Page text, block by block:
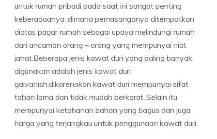
untuk rumah pribadi pada saat ini sangat penting
keberadaanya ,dimana pemasanganya ditempatkan
diatas pagar rumah sebagai upaya melindungi rumah
dari ancaman orang – orang yang mempunyai niat
jahat.Beberapa jenis kawat duri yang paling banyak
digunakan adalah jenis kawat duri
galvanish,dikarenakan kawat duri mempunyai sifat
tahan lama dan tidak mudah berkarat..Selain itu
mempunyai ketahanan bahan yang bagus dan juga
harga yang terjangkau untuk penggunaan kawat duri.